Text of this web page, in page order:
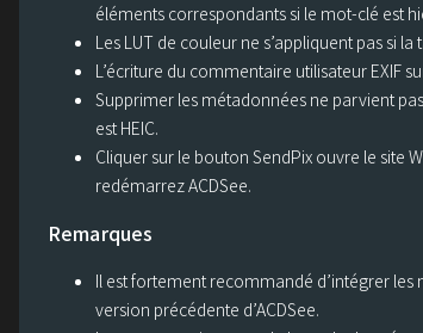
éléments correspondants si le mot-clé est
Les LUT de couleur ne s’appliquent pas si
L’écriture du commentaire utilisateur EXIF
Supprimer les métadonnées ne parvient
est HEIC.
Cliquer sur le bouton SendPix ouvre le site
redémarrez ACDSee.
Remarques
Il est fortement recommandé d’intégrer les
version précédente d’ACDSee.